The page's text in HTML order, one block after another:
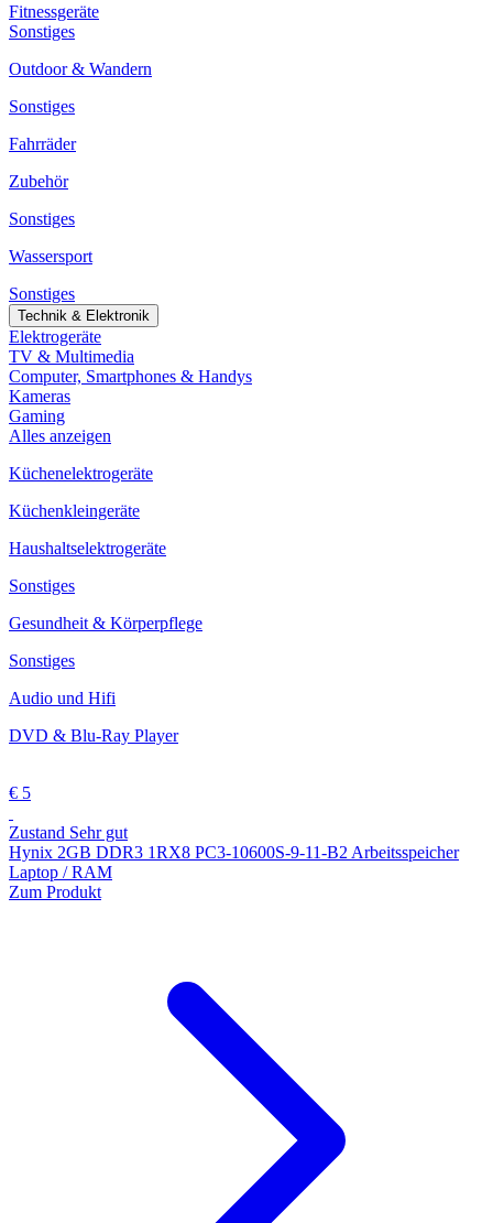
Fitnessgeräte
Sonstiges
Outdoor & Wandern
Sonstiges
Fahrräder
Zubehör
Sonstiges
Wassersport
Sonstiges
Technik & Elektronik
Elektrogeräte
TV & Multimedia
Computer, Smartphones & Handys
Kameras
Gaming
Alles anzeigen
Küchenelektrogeräte
Küchenkleingeräte
Haushaltselektrogeräte
Sonstiges
Gesundheit & Körperpflege
Sonstiges
Audio und Hifi
DVD & Blu-Ray Player
€ 5
Zustand Sehr gut
Hynix 2GB DDR3 1RX8 PC3-10600S-9-11-B2 Arbeitsspeicher
Laptop / RAM
Zum Produkt